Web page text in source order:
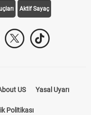
Aktif Sayaç
US Yasal Uyarı
Politikası